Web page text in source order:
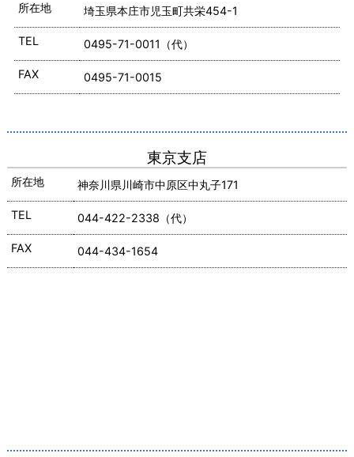
所在地 埼玉県本庄市児玉町共栄454-1
TEL 0495-71-0011（代）
FAX 0495-71-0015
東京支店
所在地 神奈川県川崎市中原区中丸子171
TEL 044-422-2338（代）
FAX 044-434-1654